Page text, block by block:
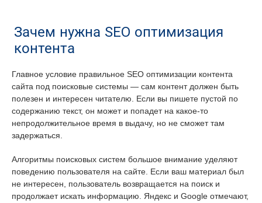
Зачем нужна SEO оптимизация
контента
Главное условие правильное SEO оптимизации контента
сайта под поисковые системы — сам контент должен быть
полезен и интересен читателю. Если вы пишете пустой по
содержанию текст, он может и попадет на какое-то
непродолжительное время в выдачу, но не сможет там
задержаться.
Алгоритмы поисковых систем большое внимание уделяют
поведению пользователя на сайте. Если ваш материал был
не интересен, пользователь возвращается на поиск и
продолжает искать информацию. Яндекс и Google отмечают,